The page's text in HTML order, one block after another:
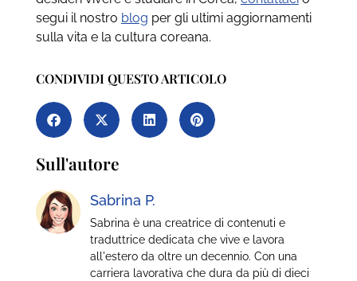
segui il nostro blog per gli ultimi aggiornamenti
sulla vita e la cultura coreana.
CONDIVIDI QUESTO ARTICOLO
Sull'autore
Sabrina P.
Sabrina è una creatrice di contenuti e
traduttrice dedicata che vive e lavora
all'estero da oltre un decennio. Con una
carriera lavorativa che dura da più di dieci